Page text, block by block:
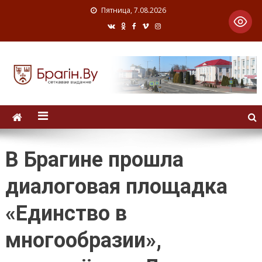
Пятница, 7.08.2026
В Брагине прошла
диалоговая площадка
«Единство в
многообразии»,